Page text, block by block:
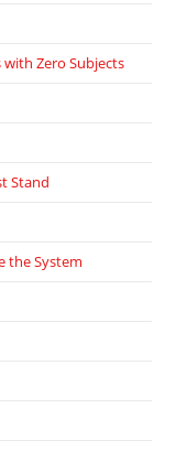
with Zero Subjects
Stand
the System